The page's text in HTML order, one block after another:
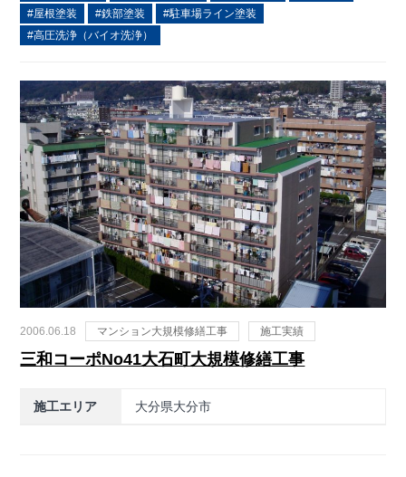
屋根塗装
鉄部塗装
駐車場ライン塗装
高圧洗浄（バイオ洗浄）
2006.06.18 マンション大規模修繕工事 施工実績
三和コーポNo41大石町大規模修繕工事
施工エリア 大分県大分市